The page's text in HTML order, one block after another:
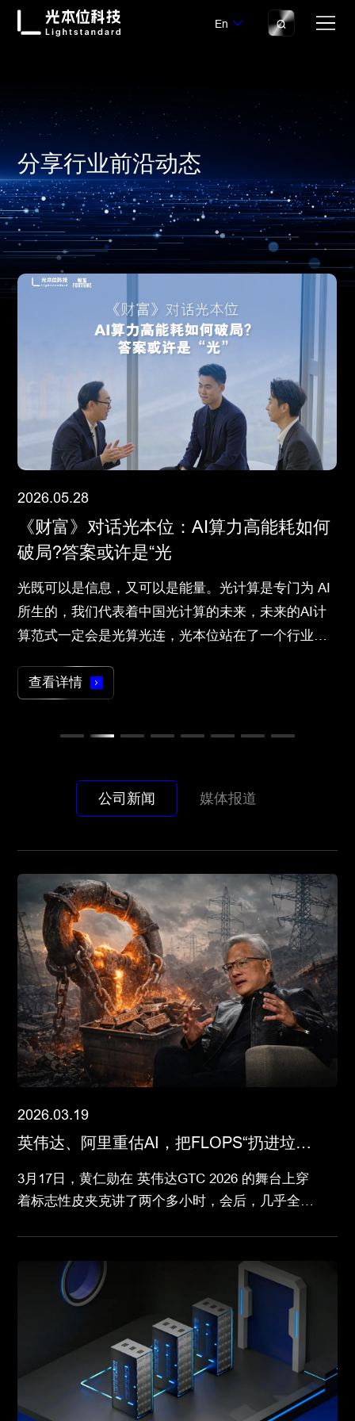
En
分享行业前沿动态
2025.11.26
光本位荣获“海聚英才”未来智能赛道唯一
金聚奖，上海市委常委吴伟颁奖
11月25日，第五届“海聚英才”全球创新创业峰会隆重
开幕，上海市委书记陈吉宁出席开幕仪式，市领导吴
伟、赵嘉鸣、张为、华源、解冬，20余个省市人才工
构等出席活动。光本位科技凭借颠覆性的创新技术与
查看详情
2026.05.29
光电混合计算系统：光本位对韬定律的先
行实践
近日，华为发布的《A Time Scaling Theory for Multi-
Layer Electronic Systems》在产业界引发了广泛讨
论。文章提出以时间常数 τ 作为多层电子系统的统一
ONE、3D Folding 等具体案例展开了系统性论证。
查看详情
2026.05.28
《财富》对话光本位：AI算力高能耗如何
破局?答案或许是“光
光既可以是信息，又可以是能量。光计算是专门为 AI
所生的，我们代表着中国光计算的未来，未来的AI计
算范式一定会是光算光连，光本位站在了一个行业变
的位置，我们很希望去引领一些创新、一些改变，通
查看详情
2026.05.15
上海电视台报道｜将光计算送入太空！全
球首个天基光计算载荷联合研制在沪启动
5月15日，由上海市科学技术委员会、工业和信息化部
中小企业发展促进中心、上海交通大学联合主办的天
基计算颠覆性技术和未来产业融合交流活动在上海成
查看详情
2026.02.27
光本位与百度云签署战略合作：用AI
Agent 重构芯片研发流程
2 月 27 日，光本位科技与百度智能云在上海张江科学
之门AI应用商店举行战略合作签约仪式。双方基于文
心快码（Baidu Comate，以下简称“Comate”）联合推
出针对于光电芯片开发流程的全栈 AI 研发解决方案
Lightmate ，以 AI Agent 为技术核心重构光计算芯片
链集成及产业生态拓展等多维度展开深度协同，推动
算力自主可控建设。
查看详情
2026.01.06
围绕抓好“十五五”和全年开局起步工作！
陈吉宁在浦东张江专题调研科技创新和产
业发展工作
1月4日下午，市委书记陈吉宁围绕抓好“十五五”和全
年开局起步工作，在浦东张江专题调研科技创新和产
业发展工作，认真听取企业意见建议。陈吉宁指出，
考察上海重要讲话精神，切实增强“为国担当、勇为尖
海“五个中心”和现代化建设作出更大贡献，确保“十五
五”开好局、起好步。
查看详情
2026.01.17
上海市科委主任骆大进带队调研光本位科
1月17日上午，市科委主任骆大进带队赴光本位智能科
技（上海）有限公司（以下简称“光本位科技”）调研，
责人开展座谈交流。
查看详情
2025.12.04
光本位科技创始人熊胤江与沙特工业与矿
产资源部部长就未来合作进行交流
12月1日，在沙特阿拉伯利雅得国际展览中心举办的沙
特工业转型博览会上，光本位科技所展示的一系列光
计算产品引起了来自世界各地的下游应用企业、投资
部长班达尔·胡莱夫专门邀请光本位科技联合创始人兼
查看详情
2025.11.26
光本位荣获“海聚英才”未来智能赛道唯一
金聚奖，上海市委常委吴伟颁奖
11月25日，第五届“海聚英才”全球创新创业峰会隆重
开幕，上海市委书记陈吉宁出席开幕仪式，市领导吴
伟、赵嘉鸣、张为、华源、解冬，20余个省市人才工
构等出席活动。光本位科技凭借颠覆性的创新技术与
查看详情
2026.05.29
光电混合计算系统：光本位对韬定律的先
行实践
近日，华为发布的《A Time Scaling Theory for Multi-
Layer Electronic Systems》在产业界引发了广泛讨
论。文章提出以时间常数 τ 作为多层电子系统的统一
ONE、3D Folding 等具体案例展开了系统性论证。
查看详情
公司新闻 媒体报道
2026.03.19
英伟达、阿里重估AI，把FLOPS“扔进垃圾
3月17日，黄仁勋在 英伟达GTC 2026 的舞台上穿
着标志性皮夹克讲了两个多小时，会后，几乎全网